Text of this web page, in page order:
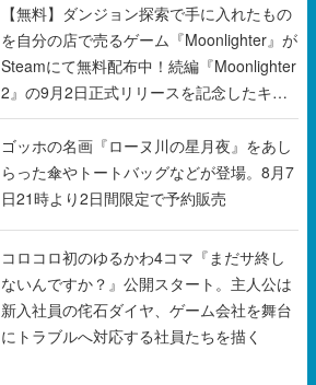
【無料】ダンジョン探索で手に入れたもの
を自分の店で売るゲーム『Moonlighter』が
Steamにて無料配布中！続編『Moonlighter
2』の9月2日正式リリースを記念したキャ
ンペーン
ゴッホの名画『ローヌ川の星月夜』をあし
らった傘やトートバッグなどが登場。8月7
日21時より2日間限定で予約販売
コロコロ初のゆるかわ4コマ『まだサ終し
ないんですか？』公開スタート。主人公は
新入社員の侘石ダイヤ、ゲーム会社を舞台
にトラブルへ対応する社員たちを描く